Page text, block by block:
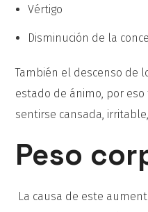
Vértigo
Disminución de la
También el descenso de
estado de ánimo, por
sentirse cansada,
Peso
La causa de este